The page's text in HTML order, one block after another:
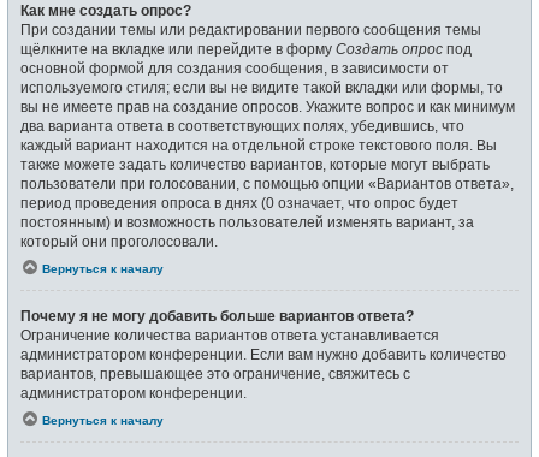
Как мне создать опрос?
При создании темы или редактировании первого сообщения темы
щёлкните на вкладке или перейдите в форму Создать опрос под
основной формой для создания сообщения, в зависимости от
используемого стиля; если вы не видите такой вкладки или формы, то
вы не имеете прав на создание опросов. Укажите вопрос и как минимум
два варианта ответа в соответствующих полях, убедившись, что
каждый вариант находится на отдельной строке текстового поля. Вы
также можете задать количество вариантов, которые могут выбрать
пользователи при голосовании, с помощью опции «Вариантов ответа»,
период проведения опроса в днях (0 означает, что опрос будет
постоянным) и возможность пользователей изменять вариант, за
который они проголосовали.
Вернуться к началу
Почему я не могу добавить больше вариантов ответа?
Ограничение количества вариантов ответа устанавливается
администратором конференции. Если вам нужно добавить количество
вариантов, превышающее это ограничение, свяжитесь с
администратором конференции.
Вернуться к началу